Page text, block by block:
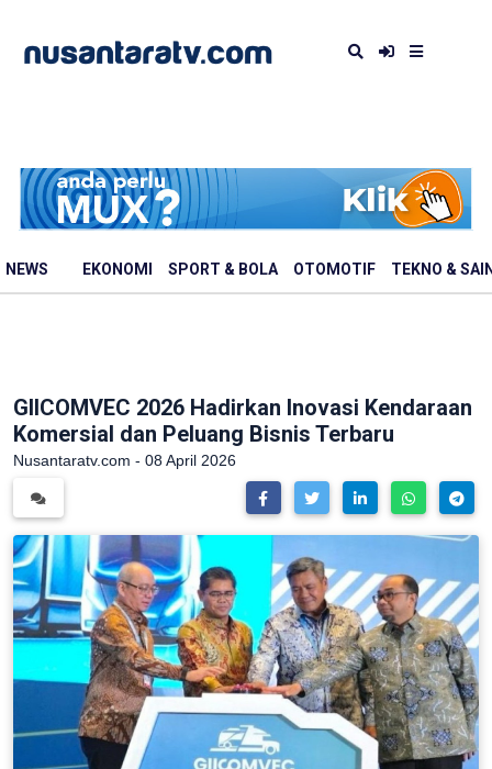
NEWS EKONOMI SPORT & BOLA OTOMOTIF TEKNO &
GIICOMVEC 2026 Hadirkan Inovasi Kendaraan
Komersial dan Peluang Bisnis Terbaru
Nusantaratv.com - 08 April 2026